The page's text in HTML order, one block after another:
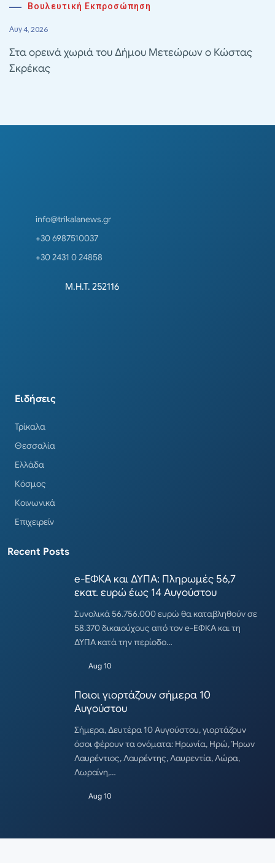
Βουλευτική Εκπροσώπηση
Αυγ 4, 2026
Στα ορεινά χωριά του Δήμου Μετεώρων ο Κώστας
Σκρέκας
info@trikalanews.gr
+30 6987510037
+30 2431 0 24858
Μ.Η.Τ. 252116
Ειδήσεις
Τρίκαλα
Θεσσαλία
Ελλάδα
Κόσμος
Κοινωνικά
Επιχειρείν
Recent Posts
e-ΕΦΚΑ και ΔΥΠΑ: Πληρωμές 56,7
εκατ. ευρώ έως 14 Αυγούστου
Συνολικά 56.756.000 ευρώ θα καταβληθούν σε
58.370 δικαιούχους από τον e-ΕΦΚΑ και τη
ΔΥΠΑ κατά την περίοδο…
Aug 10
Ποιοι γιορτάζουν σήμερα 10
Αυγούστου
Σήμερα, Δευτέρα 10 Αυγούστου, γιορτάζουν
όσοι φέρουν τα ονόματα: Ηρωνία, Ηρώ, Ήρων
Λαυρέντιος, Λαυρέντης, Λαυρεντία, Λώρα,
Λωραίνη,…
Aug 10